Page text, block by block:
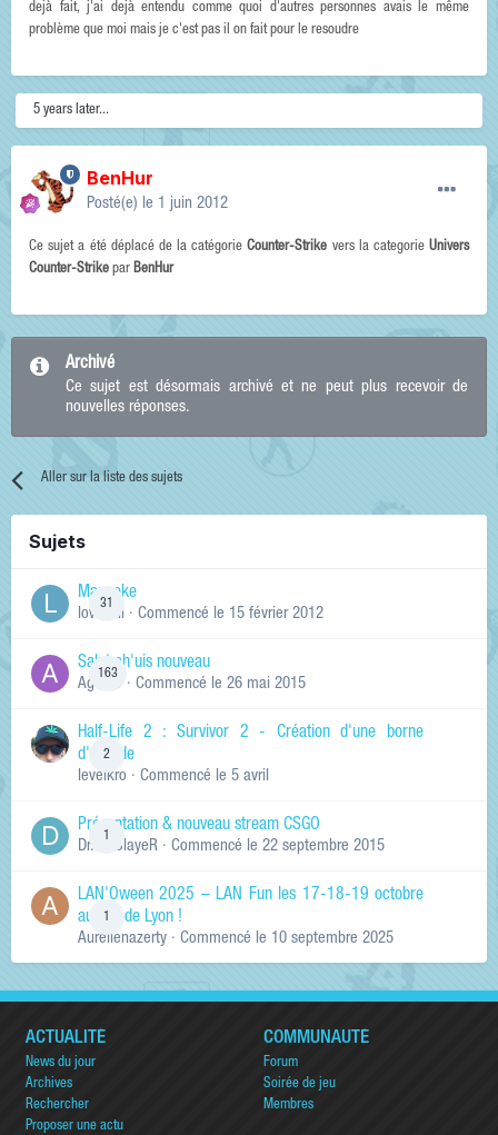
dejà fait, j'ai dejà entendu comme quoi d'autres personnes avais le même
problème que moi mais je c'est pas il on fait pour le resoudre
5 years later...
BenHur
Posté(e) le 1 juin 2012
Ce sujet a été déplacé de la catégorieCounter-Strike vers la categorieUnivers
Counter-Strike par BenHur
Archivé
Ce sujet est désormais archivé et ne peut plus recevoir de
nouvelles réponses.
Aller sur la liste des sujets
Sujets
31
Manneke
lowskill · Commencé le 15 février 2012
163
Salut ch'uis nouveau
Ag0Nie · Commencé le 26 mai 2015
2
Half-Life 2 : Survivor 2 - Création d'une borne
d'arcade
levelkro · Commencé le 5 avril
Présentation & nouveau stream CSGO
Dr.KinSlayeR · Commencé le 22 septembre 2015
LAN'Oween 2025 – LAN Fun les 17-18-19 octobre
au sud de Lyon !
Aurelienazerty · Commencé le 10 septembre 2025
ACTUALITÉ
News du jour
Archives
Rechercher
Proposer une actu
COMMUNAUTÉ
Forum
Soirée de jeu
Membres